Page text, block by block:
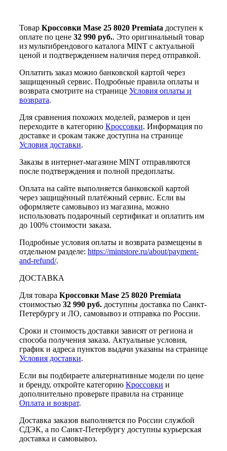
Товар Кроссовки Mase 25 8020 Premiata доступен к
оплате по цене 32 990 руб.. Это оригинальный товар
из мультибрендового каталога MINT с актуальной
ценой и подтверждением наличия перед отправкой.
Оплатить заказ можно банковской картой через
защищенный сервис. Подробные правила оплаты и
возврата смотрите на странице Условия оплаты и
возврата.
Для сравнения похожих моделей, размеров и цен
переходите в категорию Кроссовки. Информация по
доставке и срокам также доступна на странице
Условия доставки.
Заказы в интернет-магазине MINT отправляются
после подтверждения и полной предоплаты.
Оплата на сайте выполняется банковской картой
через защищённый платёжный сервис. Если вы
оформляете самовывоз из магазина, можно
использовать подарочный сертификат и оплатить им
до 100% стоимости заказа.
Подробные условия оплаты и возврата размещены в
отдельном разделе: https://mintstore.ru/about/payment-
and-refund/.
ДОСТАВКА
Для товара Кроссовки Mase 25 8020 Premiata
стоимостью 32 990 руб. доступны доставка по Санкт-
Петербургу и ЛО, самовывоз и отправка по России.
Сроки и стоимость доставки зависят от региона и
способа получения заказа. Актуальные условия,
график и адреса пунктов выдачи указаны на странице
Условия доставки.
Если вы подбираете альтернативные модели по цене
и бренду, откройте категорию Кроссовки и
дополнительно проверьте правила на странице
Оплата и возврат.
Доставка заказов выполняется по России службой
СДЭК, а по Санкт-Петербургу доступны курьерская
доставка и самовывоз.